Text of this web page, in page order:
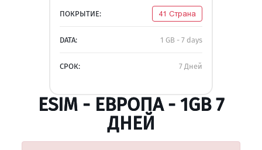
ПОКРЫТИЕ: 41 Страна
DATA: 1 GB - 7 days
СРОК: 7 Дней
ESIM - ЕВРОПА - 1GB 7
ДНЕЙ